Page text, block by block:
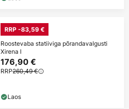
RRP -83,59 €
Roostevaba statiiviga põrandavalgusti
Xirena I
176,90 €
RRP260,49 €
Laos